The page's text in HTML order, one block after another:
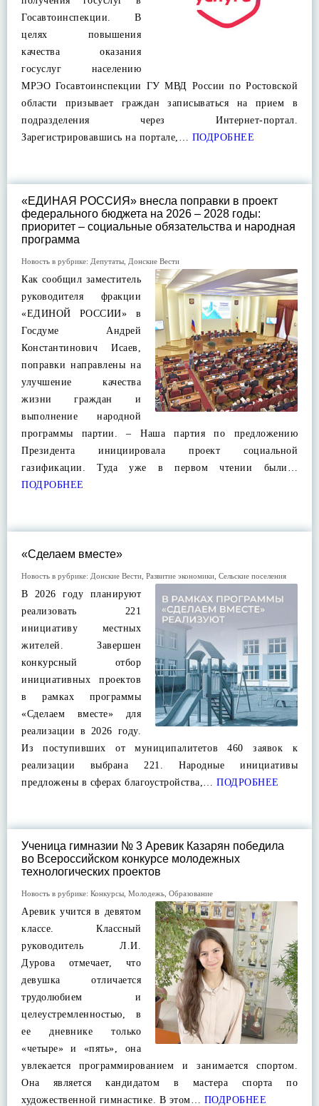
Госавтоинспекции. В
целях повышения
качества оказания
госуслуг населению
МРЭО Госавтоинспекции ГУ МВД России по Ростовской
области призывает граждан записываться на прием в
подразделения через Интернет-портал.
Зарегистрировавшись на портале,… ПОДРОБНЕЕ
«ЕДИНАЯ РОССИЯ» внесла поправки в проект
федерального бюджета на 2026 – 2028 годы:
приоритет – социальные обязательства и народная
программа
Новость в рубрике: Депутаты Донские Вести
Как сообщил заместитель
руководителя фракции
«ЕДИНОЙ РОССИИ» в
Госдуме Андрей
Константинович Исаев,
поправки направлены на
улучшение качества
жизни граждан и
выполнение народной
программы партии. – Наша партия по предложению
Президента инициировала проект социальной
газификации. Туда уже в первом чтении были…
ПОДРОБНЕЕ
«Сделаем вместе»
Новость в рубрике: Донские Вести Развитие экономики Сельские поселения
В 2026 году планируют
реализовать 221
инициативу местных
жителей. Завершен
конкурсный отбор
инициативных проектов
в рамках программы
«Сделаем вместе» для
реализации в 2026 году.
Из поступивших от муниципалитетов 460 заявок к
реализации выбрана 221. Народные инициативы
предложены в сферах благоустройства,… ПОДРОБНЕЕ
Ученица гимназии № 3 Аревик Казарян победила
во Всероссийском конкурсе молодежных
технологических проектов
Новость в рубрике: Конкурсы Молодежь Образование
Аревик учится в девятом
классе. Классный
руководитель Л.И.
Дурова отмечает, что
девушка отличается
трудолюбием и
целеустремленностью, в
ее дневнике только
«четыре» и «пять», она
увлекается программированием и занимается спортом.
Она является кандидатом в мастера спорта по
художественной гимнастике. В этом… ПОДРОБНЕЕ